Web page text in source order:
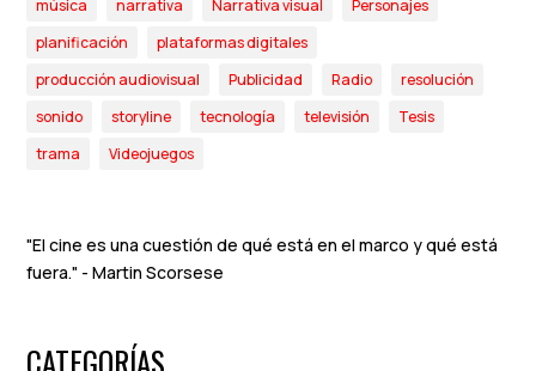
música
narrativa Narrativa visual
Personajes
planificación
plataformas digitales
producción audiovisual
Publicidad Radio
resolución
sonido
storyline tecnología televisión
Tesis
trama
Videojuegos
"El cine es una cuestión de qué está en el marco y qué está
fuera." - Martin Scorsese
CATEGORÍAS